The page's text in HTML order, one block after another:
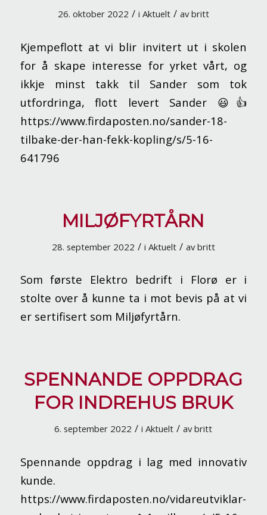
26. oktober 2022 / i Aktuelt / avbritt
Kjempeflott at vi blir invitert ut i skolen
for å skape interesse for yrket vårt, og
ikkje minst takk til Sander som tok
utfordringa, flott levert Sander 😃👍
https://www.firdaposten.no/sander-18-
tilbake-der-han-fekk-kopling/s/5-16-
641796
MILJØFYRTÅRN
28. september 2022 / i Aktuelt / avbritt
Som første Elektro bedrift i Florø er i
stolte over å kunne ta i mot bevis på at vi
er sertifisert som Miljøfyrtårn.
SPENNANDE OPPDRAG
FOR INDREHUS BRUK
6. september 2022 / iAktuelt / avbritt
Spennande oppdrag i lag med innovativ
kunde.
https://www.firdaposten.no/vidareutviklar-